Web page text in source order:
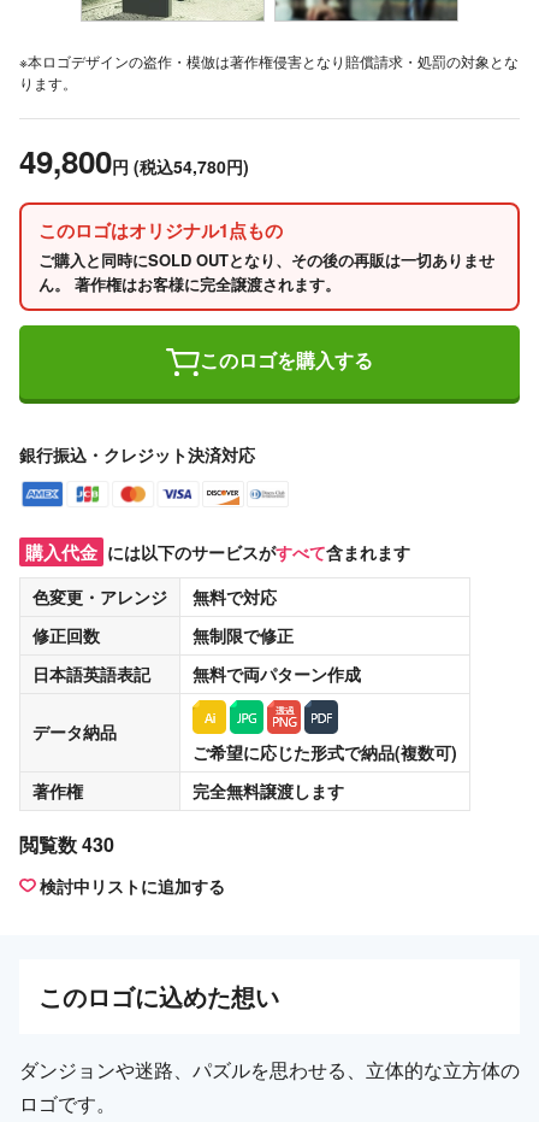
※本ロゴデザインの盗作・模倣は著作権侵害となり賠償請求・処罰の対象とな
ります。
49,800円 (税込54,780円)
このロゴはオリジナル1点もの
ご購入と同時にSOLD OUTとなり、その後の再販は一切ありませ
ん。 著作権はお客様に完全譲渡されます。
このロゴを購入する
銀行振込・クレジット決済対応
購入代金 には以下のサービスがすべて含まれます
色変更・アレンジ
無料で対応
修正回数
無制限で修正
日本語英語表記
無料で両パターン作成
データ納品
ご希望に応じた形式で納品(複数可)
著作権
完全無料譲渡します
閲覧数 430
検討中リストに追加する
このロゴに込めた想い
ダンジョンや迷路、パズルを思わせる、立体的な立方体の
ロゴです。